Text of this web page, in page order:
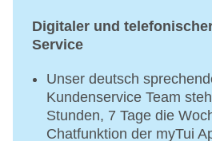
Digitaler und
Service
Unser deutsch
Kundenservice Team
Stunden, 7 Tage die
Chatfunktion der myTui